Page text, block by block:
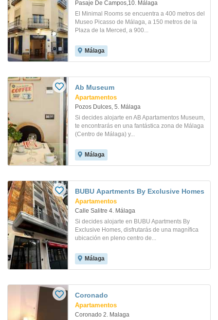
Pasaje De Campos,10. Málaga
El Minimal Rooms se encuentra a 400 metros del
Museo Picasso de Málaga, a 150 metros de la
Plaza de la Merced, a 900...
Málaga
Ab Museum
Apartamentos
Pozos Dulces, 5. Málaga
Si decides alojarte en AB Apartamentos Museum,
te encontrarás en una fantástica zona de Málaga
(Centro de Málaga) y...
Málaga
BUBU Apartments By Exclusive Homes
Apartamentos
Calle Salitre 4. Málaga
Si decides alojarte en BUBU Apartments By
Exclusive Homes, disfrutarás de una magnífica
ubicación en pleno centro de...
Málaga
Coronado
Apartamentos
Coronado 2. Malaga